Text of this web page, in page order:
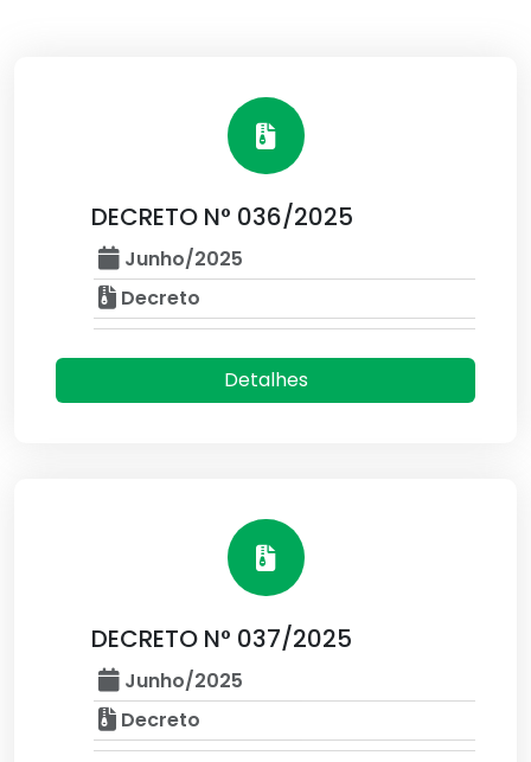
DECRETO N° 036/2025
Junho/2025
Decreto
Detalhes
DECRETO N° 037/2025
Junho/2025
Decreto